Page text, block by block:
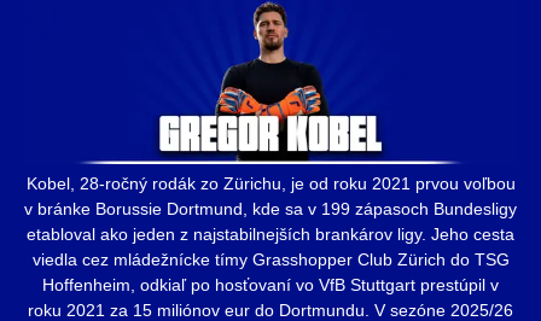
Kobel, 28-ročný rodák zo Zürichu, je od roku 2021 prvou voľbou
v bránke Borussie Dortmund, kde sa v 199 zápasoch Bundesligy
etabloval ako jeden z najstabilnejších brankárov ligy. Jeho cesta
viedla cez mládežnícke tímy Grasshopper Club Zürich do TSG
Hoffenheim, odkiaľ po hosťovaní vo VfB Stuttgart prestúpil v
roku 2021 za 15 miliónov eur do Dortmundu. V sezóne 2025/26